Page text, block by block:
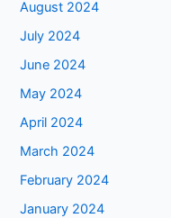
August 2024
July 2024
June 2024
May 2024
April 2024
March 2024
February 2024
January 2024